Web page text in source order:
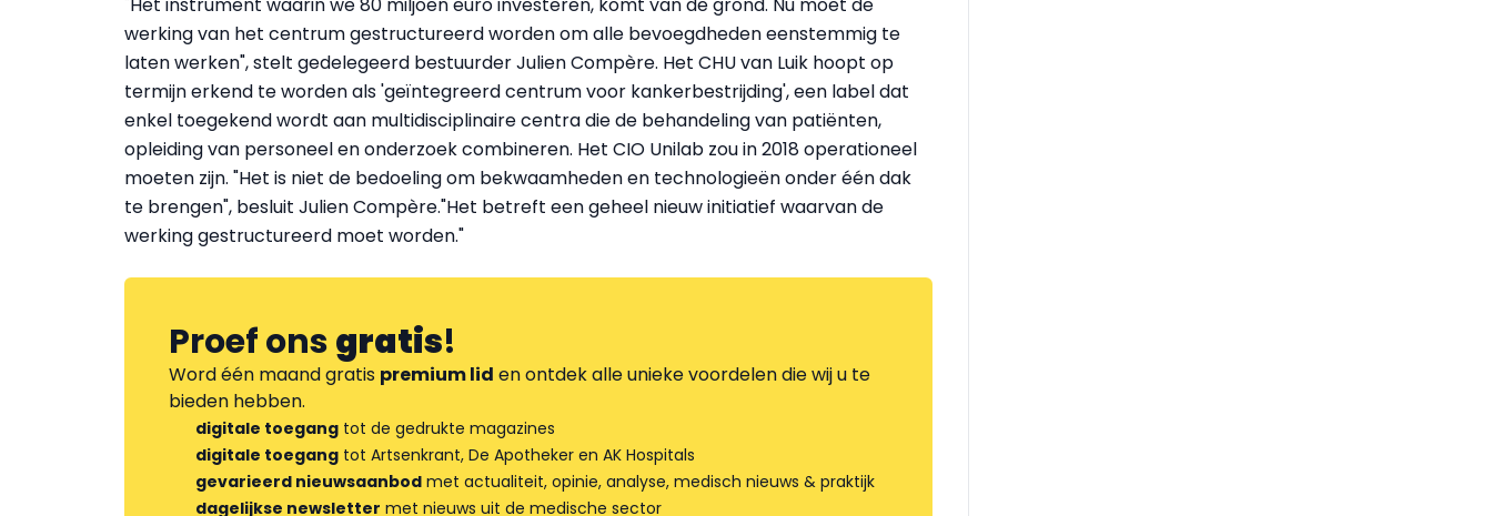
werking van het centrum gestructureerd worden om alle bevoegdheden eenstemmig te
laten werken", stelt gedelegeerd bestuurder Julien Compère. Het CHU van Luik hoopt op
termijn erkend te worden als 'geïntegreerd centrum voor kankerbestrijding', een label dat
enkel toegekend wordt aan multidisciplinaire centra die de behandeling van patiënten,
opleiding van personeel en onderzoek combineren. Het CIO Unilab zou in 2018 operationeel
moeten zijn. "Het is niet de bedoeling om bekwaamheden en technologieën onder één dak
te brengen", besluit Julien Compère."Het betreft een geheel nieuw initiatief waarvan de
werking gestructureerd moet worden."
Proef onsgratis!
Word één maand gratis premium lid en ontdek alle unieke voordelen die wij u te
bieden hebben.
digitale toegang tot de gedrukte magazines
digitale toegang tot Artsenkrant, De Apotheker en AK Hospitals
gevarieerd nieuwsaanbod met actualiteit, opinie, analyse, medisch nieuws & praktijk
dagelijkse newsletter met nieuws uit de medische sector